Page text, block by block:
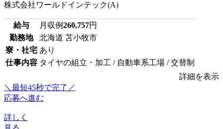
株式会社ワールドインテック(A)
給与 月収例260,757円
勤務地
北海道 苫小牧市
寮・社宅 あり
仕事内容 タイヤの組立・加工 / 自動車系工場 / 交替制
詳細を表示
＼最短45秒で完了／
応募へ進む
詳しく